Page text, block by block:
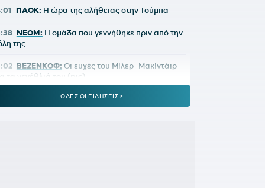
ΠΑΟΚ: Η ώρα της αλήθειας στην Τούμπα
NEOM: Η ομάδα που γεννήθηκε πριν από την
της
ΒΕΖΕΝΚΟΦ: Οι ευχές του Μίλερ-ΜακΙντάιρ
τα γενέθλιά του (pic)
Επίσημα στα κιτρινόμαυρα ο Μιλάν
ΟΛΕΣ ΟΙ ΕΙΔΗΣΕΙΣ >